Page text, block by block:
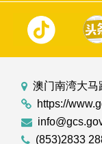
澳门南湾大马
https://
(853)2833